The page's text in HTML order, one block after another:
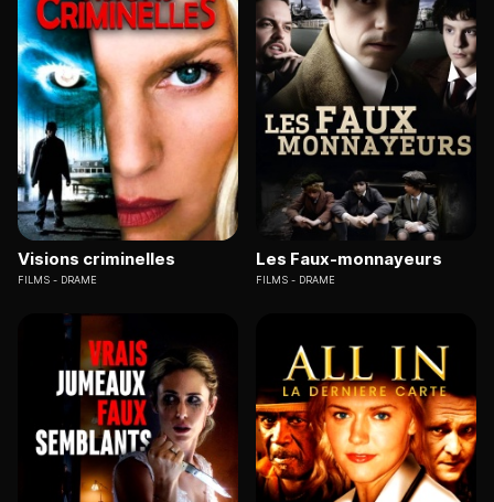
Visions criminelles
FILMS DRAME
Les Faux-monnayeurs
FILMS DRAME